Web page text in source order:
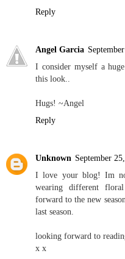
Reply
Angel Garcia
I consider myself a
this look..
Hugs! ~Angel
Reply
Unknown September
I love your blog! Im
wearing different
forward to the new
last season.
looking forward to
x x